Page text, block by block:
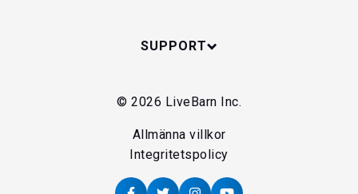
SUPPORT
© 2026 LiveBarn Inc.
Allmänna villkor
Integritetspolicy